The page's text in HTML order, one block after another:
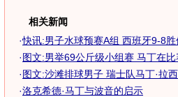
相关新闻
·快讯:男子水球预赛A组 西班牙9-8
·图文:男举69公斤级小组赛 马丁在比
·图文:沙滩排球男子 瑞士队马丁·拉
·洛克希德·马丁与波音的启示